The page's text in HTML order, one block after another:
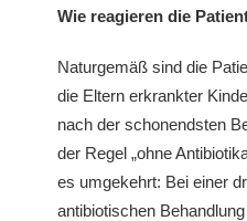
Wie reagieren die
Naturgemäß sind die
die Eltern erkrankter
nach der schonendsten
der Regel „ohne
es umgekehrt: Bei einer
antibiotischen